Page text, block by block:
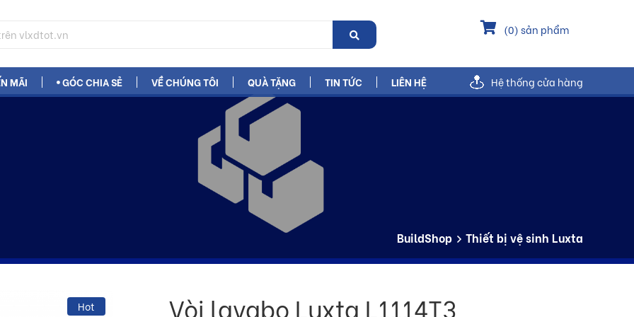
(0) sản phẩm
MÃI GÓC CHIA SẺ VỀ CHÚNG TÔI QUÀ TẶNG TIN TỨC LIÊN HỆ Hệ thống cửa hàng
BuildShop Thiết bị vệ sinh Luxta
Hot Vòi lavabo Luxta L1114T3